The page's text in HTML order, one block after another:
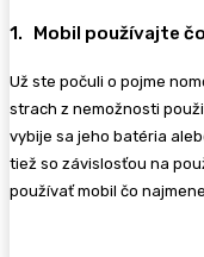
1. Mobil používajte
Už ste počuli o pojme
strach z nemožnosti
vybije sa jeho batéria
tiež so závislosťou na
používať mobil čo